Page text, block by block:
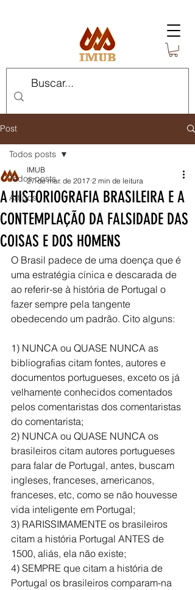
Post
Todos posts
Artigos
Todos posts
A HISTORIOGRAFIA BRASILEIRA E A
CONTEMPLAÇÃO DA FALSIDADE DAS
COISAS E DOS HOMENS
IMUB
27 de mar. de 2017 2 min de leitura
O Brasil padece de uma doença que é
uma estratégia cínica e descarada de
ao referir-se à história de Portugal o
fazer sempre pela tangente
obedecendo um padrão. Cito alguns:
1) NUNCA ou QUASE NUNCA as
bibliografias citam fontes, autores e
documentos portugueses, exceto os já
velhamente conhecidos comentados
pelos comentaristas dos comentaristas
do comentarista;
2) NUNCA ou QUASE NUNCA os
brasileiros citam autores portugueses
para falar de Portugal, antes, buscam
ingleses, franceses, americanos,
franceses, etc, como se não houvesse
vida inteligente em Portugal;
3) RARISSIMAMENTE os brasileiros
citam a história Portugal ANTES de
1500, aliás, ela não existe;
4) SEMPRE que citam a história de
Portugal os brasileiros comparam-na